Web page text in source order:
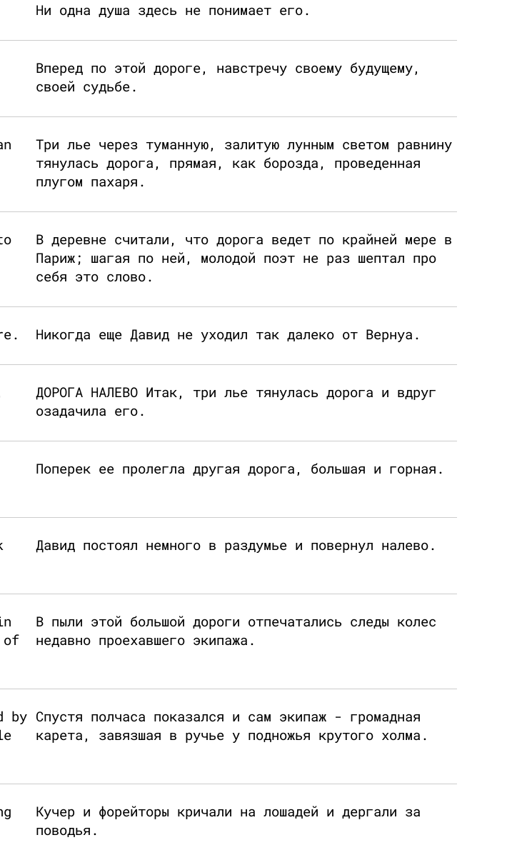
Ни одна душа здесь не понимает его.
Вперед по этой дороге, навстречу своему будущему,
своей судьбе.
Три лье через туманную, залитую лунным светом равнину
тянулась дорога, прямая, как борозда, проведенная
плугом пахаря.
В деревне считали, что дорога ведет по крайней мере в
Париж; шагая по ней, молодой поэт не раз шептал про
себя это слово.
Никогда еще Давид не уходил так далеко от Вернуа.
ДОРОГА НАЛЕВО Итак, три лье тянулась дорога и вдруг
озадачила его.
Поперек ее пролегла другая дорога, большая и горная.
Давид постоял немного в раздумье и повернул налево.
of
В пыли этой большой дороги отпечатались следы колес
недавно проехавшего экипажа.
by Спустя полчаса показался и сам экипаж - громадная
карета, завязшая в ручье у подножья крутого холма.
Кучер и форейторы кричали на лошадей и дергали за
поводья.